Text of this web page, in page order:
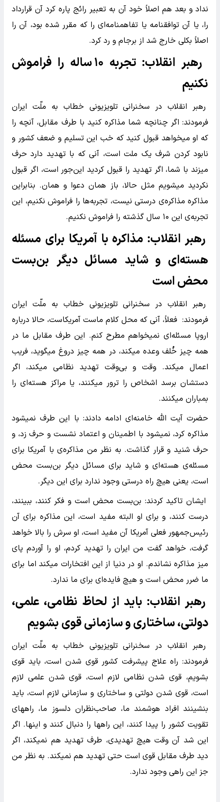
نداد و بعد هم اصلاً خود آن به تعبیر رائج پاره کرد آن قرارداد
را، یا آن توافقنامه یا تفاهمنامه‌ای را که مقرر شده بود، آن را
اصلاً بکلی خارج شد از برجام و رد کرد.
رهبر انقلاب: تجربه ۱۰ ساله را فراموش
نکنیم
رهبر انقلاب در سخنرانی تلویزیونی خطاب به ملّت ایران
فرمودند: اگر چنانچه شما مذاکره کنید با طرف مقابل، آنچه را
که او میخواهد قبول کنید که خب این تسلیم و ضعف کشور و
نابود کردن شرف یک ملت است،‌ آنی که با تهدید دارد حرف
میزند با شما، اگر تهدید را قبول کردید این‌جور است، اگر قبول
نکردید میشویم مثل حالا، باز همان دعوا و همان. بنابراین
مذاکره مذاکره‌ی درستی نیست، تجربه‌ها را فراموش نکنیم، این
تجربه‌ی این ۱۰ سال گذشته را فراموش نکنیم.
رهبر انقلاب: مذاکره با آمریکا برای مسئله
هسته‌ای و شاید مسائل دیگر بن‌بست
محض است
رهبر انقلاب در سخنرانی تلویزیونی خطاب به ملّت ایران
فرمودند: فعلاً، آنی که محل کلام ماست آمریکاست،‌ حالا درباره
اروپا مسئله‌ای نمیخواهم مطرح کنم. این طرف مقابل ما در
همه چیز خُلف وعده میکند، در همه چیز دروغ میگوید، فریب
اعمال میکند. وقت و بی‌وقت تهدید نظامی میکند، اگر
دستشان برسد اشخاص را ترور میکنند، یا مراکز هسته‌ای را
بمباران میکنند.
حضرت آیت الله خامنه‌ای ادامه دادند: با این طرف نمیشود
مذاکره کرد، نمیشود با اطمینان و اعتماد نشست و حرف زد، و
حرف شنید و قرار گذاشت. به نظر من مذاکره‌ی با آمریکا برای
مسئله‌ی هسته‌ای و شاید برای مسائل دیگر بن‌بست محض
است، یعنی هیچ راه درستی وجود ندارد برای این دیگر.
ایشان تاکید کردند: بن‌بست محض است و فکر کنند، ببینند،
درست کنند، و برای او البته مفید است، این مذاکره برای آن
رئیس‌جمهور فعلی آمریکا آن مفید است، او سرش را بالا خواهد
گرفت، خواهد گفت من ایران را تهدید کردم، او را آوردم پای
میز مذاکره نشاندم. او در دنیا از این افتخارات میکند اما برای
ما ضرر محض است و هیچ فایده‌ای برای ما ندارد.
رهبر انقلاب: باید از لحاظ نظامی، علمی،
دولتی، ساختاری و سازمانی قوی بشویم
رهبر انقلاب در سخنرانی تلویزیونی خطاب به ملّت ایران
فرمودند: راه علاج پیشرفت کشور قوی‌ شدن است، باید قوی
بشویم، قوی شدن نظامی لازم است، قوی شدن علمی لازم
است، قوی شدن دولتی و ساختاری و سازمانی لازم است، باید
بنشینند افراد هوشمند ما، صاحب‌نظران دلسوز ما، راههای
تقویت کشور را پیدا کنند، این راهها را دنبال کنند و اینها. اگر
این شد آن وقت هیچ تهدیدی، طرف تهدید هم نمیکند، اگر
دید طرف مقابل قوی است حتی تهدید هم نمیکند. به نظر من
جز این راهی وجود ندارد.